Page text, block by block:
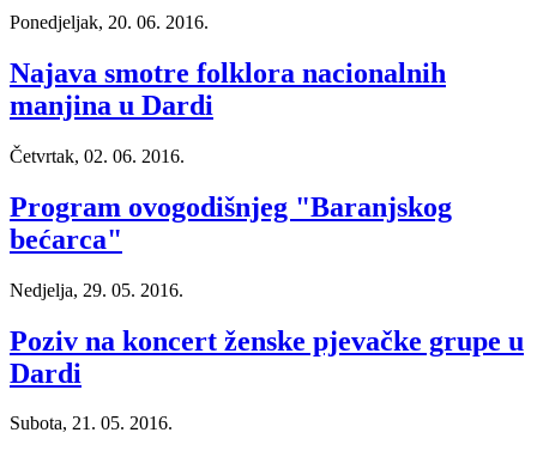
Ponedjeljak, 20. 06. 2016.
Najava smotre folklora nacionalnih
manjina u Dardi
Četvrtak, 02. 06. 2016.
Program ovogodišnjeg "Baranjskog
bećarca"
Nedjelja, 29. 05. 2016.
Poziv na koncert ženske pjevačke grupe u
Dardi
Subota, 21. 05. 2016.